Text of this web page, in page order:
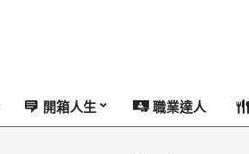
開箱人生 職業達人